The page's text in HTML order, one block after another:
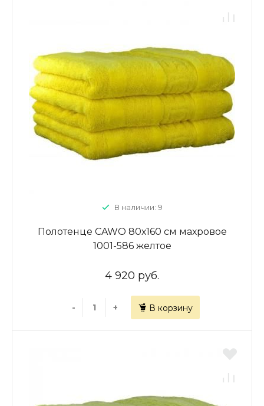
В наличии: 9
Полотенце CAWO 80х160 см махровое
1001-586 желтое
4 920 руб.
- + В корзину